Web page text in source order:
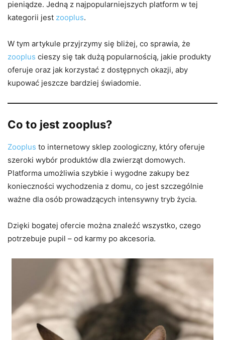
pieniądze. Jedną z najpopularniejszych platform w tej
kategorii jest zooplus.
W tym artykule przyjrzymy się bliżej, co sprawia, że
zooplus cieszy się tak dużą popularnością, jakie produkty
oferuje oraz jak korzystać z dostępnych okazji, aby
kupować jeszcze bardziej świadomie.
Co to jest zooplus?
Zooplus to internetowy sklep zoologiczny, który oferuje
szeroki wybór produktów dla zwierząt domowych.
Platforma umożliwia szybkie i wygodne zakupy bez
konieczności wychodzenia z domu, co jest szczególnie
ważne dla osób prowadzących intensywny tryb życia.
Dzięki bogatej ofercie można znaleźć wszystko, czego
potrzebuje pupil – od karmy po akcesoria.